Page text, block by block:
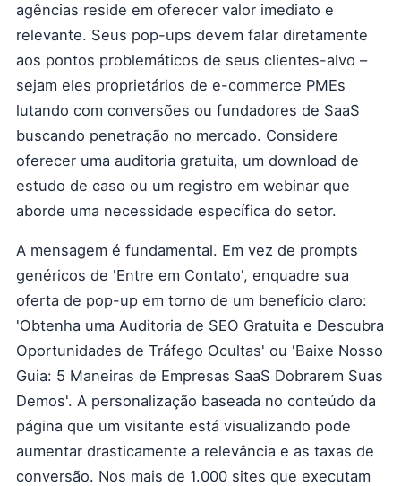
agências reside em oferecer valor imediato e
relevante. Seus pop-ups devem falar diretamente
aos pontos problemáticos de seus clientes-alvo –
sejam eles proprietários de e-commerce PMEs
lutando com conversões ou fundadores de SaaS
buscando penetração no mercado. Considere
oferecer uma auditoria gratuita, um download de
estudo de caso ou um registro em webinar que
aborde uma necessidade específica do setor.
A mensagem é fundamental. Em vez de prompts
genéricos de 'Entre em Contato', enquadre sua
oferta de pop-up em torno de um benefício claro:
'Obtenha uma Auditoria de SEO Gratuita e Descubra
Oportunidades de Tráfego Ocultas' ou 'Baixe Nosso
Guia: 5 Maneiras de Empresas SaaS Dobrarem Suas
Demos'. A personalização baseada no conteúdo da
página que um visitante está visualizando pode
aumentar drasticamente a relevância e as taxas de
conversão. Nos mais de 1.000 sites que executam